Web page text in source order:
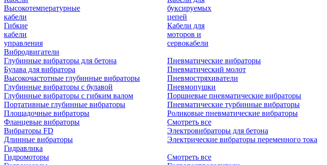
Высокотемпературные
кабели
Гибкие
кабели
управления
буксируемых
цепей
Кабели для
моторов и
сервокабели
Вибродвигатели
Глубинные вибраторы для бетона
Булава для вибратора
Высокочастотные глубинные вибраторы
Глубинные вибраторы с булавой
Глубинные вибраторы с гибким валом
Портативные глубинные вибраторы
Площадочные вибраторы
Фланцевые вибраторы
Вибраторы FD
Длинные вибраторы
Пневматические вибраторы
Пневматический молот
Пневмостряхиватели
Пневмопушки
Поршневые пневматические вибраторы
Пневматические турбинные вибраторы
Роликовые пневматические вибраторы
Смотреть все
Электровибраторы для бетона
Электрические вибраторы переменного тока
Гидравлика
Гидромоторы
Смотреть все